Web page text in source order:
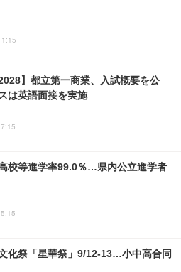
】都立第一商業、入試概要を公
は英語面接を実施
校等進学率99.0％…県内公立進学者
化祭「星華祭」9/12-13…小中高合同